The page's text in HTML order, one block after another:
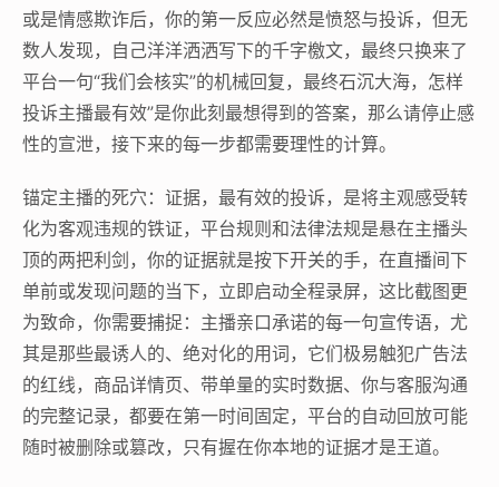
或是情感欺诈后，你的第一反应必然是愤怒与投诉，但无
数人发现，自己洋洋洒洒写下的千字檄文，最终只换来了
平台一句“我们会核实”的机械回复，最终石沉大海，怎样
投诉主播最有效”是你此刻最想得到的答案，那么请停止感
性的宣泄，接下来的每一步都需要理性的计算。
锚定主播的死穴：证据，最有效的投诉，是将主观感受转
化为客观违规的铁证，平台规则和法律法规是悬在主播头
顶的两把利剑，你的证据就是按下开关的手，在直播间下
单前或发现问题的当下，立即启动全程录屏，这比截图更
为致命，你需要捕捉：主播亲口承诺的每一句宣传语，尤
其是那些最诱人的、绝对化的用词，它们极易触犯广告法
的红线，商品详情页、带单量的实时数据、你与客服沟通
的完整记录，都要在第一时间固定，平台的自动回放可能
随时被删除或篡改，只有握在你本地的证据才是王道。